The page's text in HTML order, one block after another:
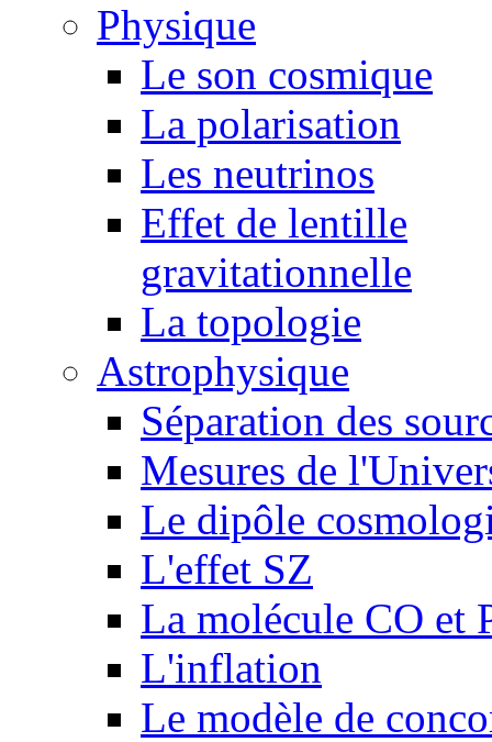
Physique
Le son cosmique
La polarisation
Les neutrinos
Effet de lentille
gravitationnelle
La topologie
Astrophysique
Séparation des
Mesures de
Le dipôle
L'effet SZ
La molécule CO et
L'inflation
Le modèle de